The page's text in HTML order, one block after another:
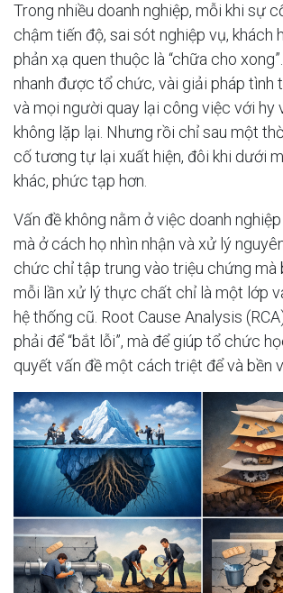
Trong nhiều doanh nghiệp, mỗi khi sự
chậm tiến độ, sai sót nghiệp vụ, khách
phản xạ quen thuộc là “chữa cho
nhanh được tổ chức, vài giải pháp tình
và mọi người quay lại công việc với hy
không lặp lại. Nhưng rồi chỉ sau một
cố tương tự lại xuất hiện, đôi khi dưới
khác, phức tạp hơn.
Vấn đề không nằm ở việc doanh
mà ở cách họ nhìn nhận và xử lý
chức chỉ tập trung vào triệu chứng mà
mỗi lần xử lý thực chất chỉ là một lớp
hệ thống cũ. Root Cause Analysis
phải để “bắt lỗi”, mà để giúp tổ chức
quyết vấn đề một cách triệt để và bền